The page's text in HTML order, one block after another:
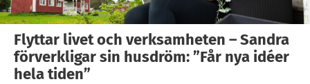
Flyttar livet och verksamheten – Sandra
förverkligar sin husdröm: ”Får nya idéer
hela tiden”